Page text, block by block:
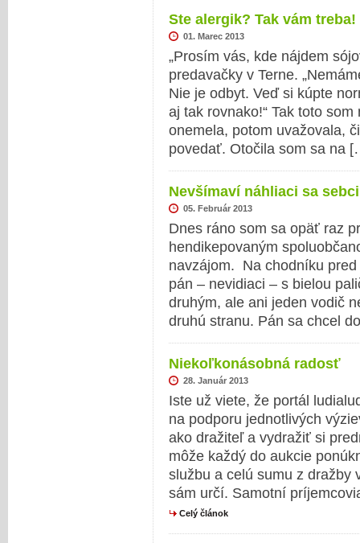
Ste alergik? Tak vám treba!
01. Marec 2013
„Prosím vás, kde nájdem
predavačky v Terne.
Nie je odbyt. Veď si kúpte
aj tak rovnako!“ Tak toto
onemela, potom uvažovala,
povedať. Otočila som sa na
Nevšímaví náhliaci sa sebci
05. Február 2013
Dnes ráno som sa opäť raz
hendikepovaným
navzájom. Na chodníku
pán – nevidiaci – s bielou
druhým, ale ani jeden vodič
druhú stranu. Pán sa chcel
Niekoľkonásobná radosť
28. Január 2013
Iste už viete, že portál
na podporu jednotlivých
ako dražiteľ a vydražiť si
môže každý do aukcie
službu a celú sumu z dražby
sám určí. Samotní
Celý článok